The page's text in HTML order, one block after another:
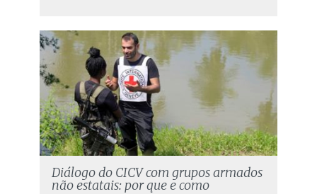
Diálogo do CICV com grupos armados
não estatais: por que e como